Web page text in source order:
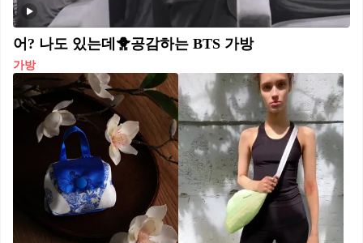
어? 나도 있는데🐥공감하는 BTS 가방
가방